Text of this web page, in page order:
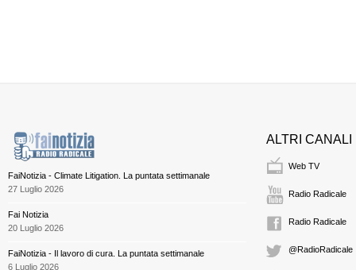
FaiNotizia - Climate Litigation. La puntata settimanale
27 Luglio 2026
Fai Notizia
20 Luglio 2026
FaiNotizia - Il lavoro di cura. La puntata settimanale
6 Luglio 2026
ALTRI CANALI
Web TV
Radio Radicale
Radio Radicale
@RadioRadicale